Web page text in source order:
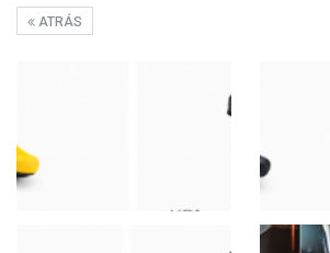
ATRÁS